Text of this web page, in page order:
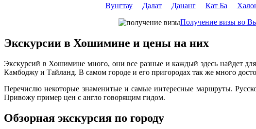
Вунгтау Далат Дананг Кат Ба
Получение визы во
Экскурсии в Хошимине и цены на них
Экскурсий в Хошимине много, они все разные и каждый здесь найдет
Камбоджу и Тайланд. В самом городе и его пригородах так же много
Перечислю некоторые знаменитые и самые интересные маршруты.
Привожу пример цен с англо говорящим гидом.
Обзорная экскурсия по городу